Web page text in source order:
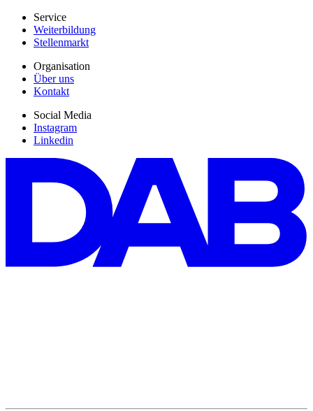
Service
Weiterbildung
Stellenmarkt
Organisation
Über uns
Kontakt
Social Media
Instagram
Linkedin